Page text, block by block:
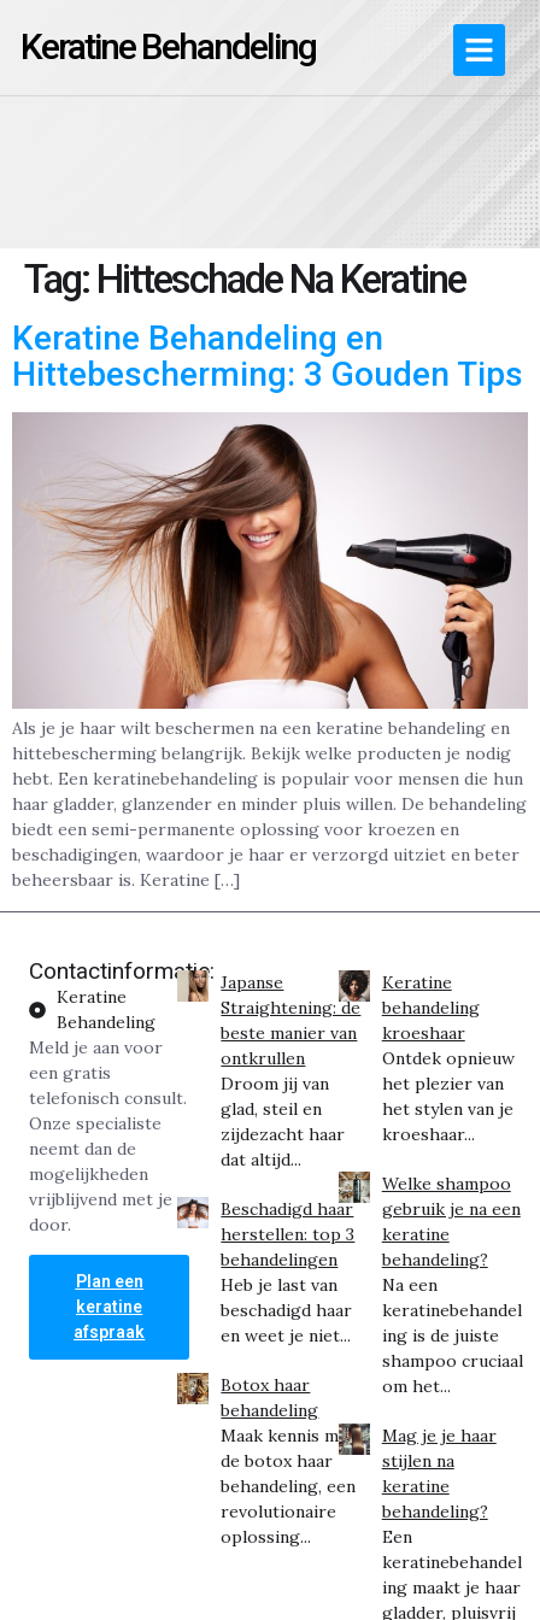
Keratine Behandeling
Tag: Hitteschade Na Keratine
Keratine Behandeling en
Hittebescherming: 3 Gouden Tips
Als je je haar wilt beschermen na een keratine behandeling en
hittebescherming belangrijk. Bekijk welke producten je nodig
hebt. Een keratinebehandeling is populair voor mensen die hun
haar gladder, glanzender en minder pluis willen. De behandeling
biedt een semi-permanente oplossing voor kroezen en
beschadigingen, waardoor je haar er verzorgd uitziet en beter
beheersbaar is. Keratine […]
Contactinformatie:
Keratine
Behandeling
Meld je aan voor
een gratis
telefonisch consult.
Onze specialiste
neemt dan de
mogelijkheden
vrijblijvend met je
door.
Plan een
keratine
afspraak
Japanse
Straightening: de
beste manier van
ontkrullen
Droom jij van
glad, steil en
zijdezacht haar
dat altijd...
Beschadigd haar
herstellen: top 3
behandelingen
Heb je last van
beschadigd haar
en weet je niet...
Botox haar
behandeling
Maak kennis met
de botox haar
behandeling, een
revolutionaire
oplossing...
Keratine
behandeling
kroeshaar
Ontdek opnieuw
het plezier van
het stylen van je
kroeshaar...
Welke shampoo
gebruik je na een
keratine
behandeling?
Na een
keratinebehandel
ing is de juiste
shampoo cruciaal
om het...
Mag je je haar
stijlen na
keratine
behandeling?
Een
keratinebehandel
ing maakt je haar
gladder, pluisvrij